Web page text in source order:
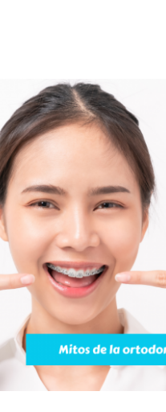
de la ortodoncia
Blog Ortodoncia